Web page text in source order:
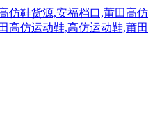
仿鞋货源,安福档口,莆田高仿
高仿运动鞋,高仿运动鞋,莆田